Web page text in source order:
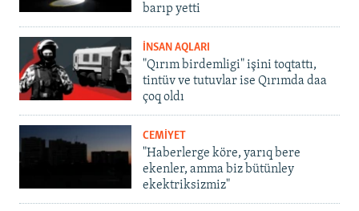
barıp yetti
İNSAN AQLARI
"Qırım birdemligi" işini toqtattı,
tintüv ve tutuvlar ise Qırımda daa
çoq oldı
CEMİYET
"Haberlerge köre, yarıq bere
ekenler, amma biz bütünley
ekektriksizmiz"